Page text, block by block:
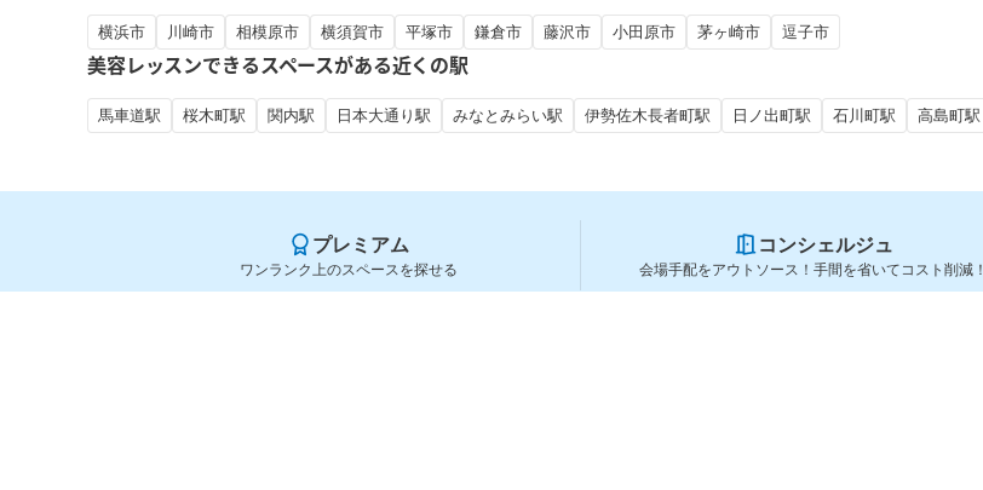
横浜市 川崎市 相模原市 横須賀市 平塚市 鎌倉市 藤沢市 小田原市 茅ヶ崎市 逗子市
美容レッスンできるスペースがある近くの駅
馬車道駅 桜木町駅 関内駅 日本大通り駅 みなとみらい駅 伊勢佐木長者町駅 日ノ出町駅 石川町駅 高島町駅
プレミアム
ワンランク上のスペースを探せる
コンシェルジュ
会場手配をアウトソース！手間を省いてコスト削減！